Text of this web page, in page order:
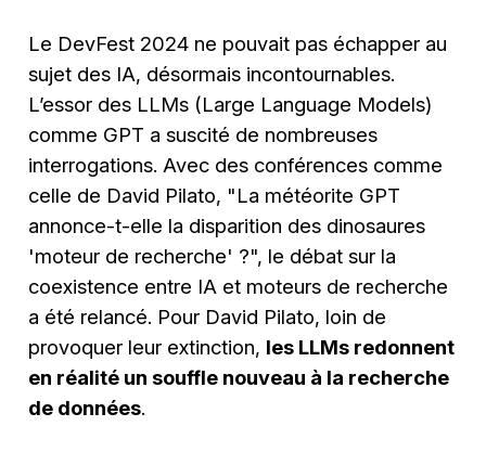
Le DevFest 2024 ne pouvait pas échapper au
sujet des IA, désormais incontournables.
L’essor des LLMs (Large Language Models)
comme GPT a suscité de nombreuses
interrogations. Avec des conférences comme
celle de David Pilato, "La météorite GPT
annonce-t-elle la disparition des dinosaures
'moteur de recherche' ?", le débat sur la
coexistence entre IA et moteurs de recherche
a été relancé. Pour David Pilato, loin de
provoquer leur extinction, les LLMs redonnent
en réalité un souffle nouveau à la recherche
de données.